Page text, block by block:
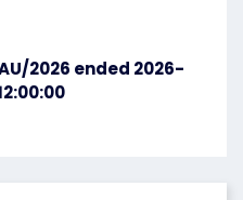
2026 ended 2026-